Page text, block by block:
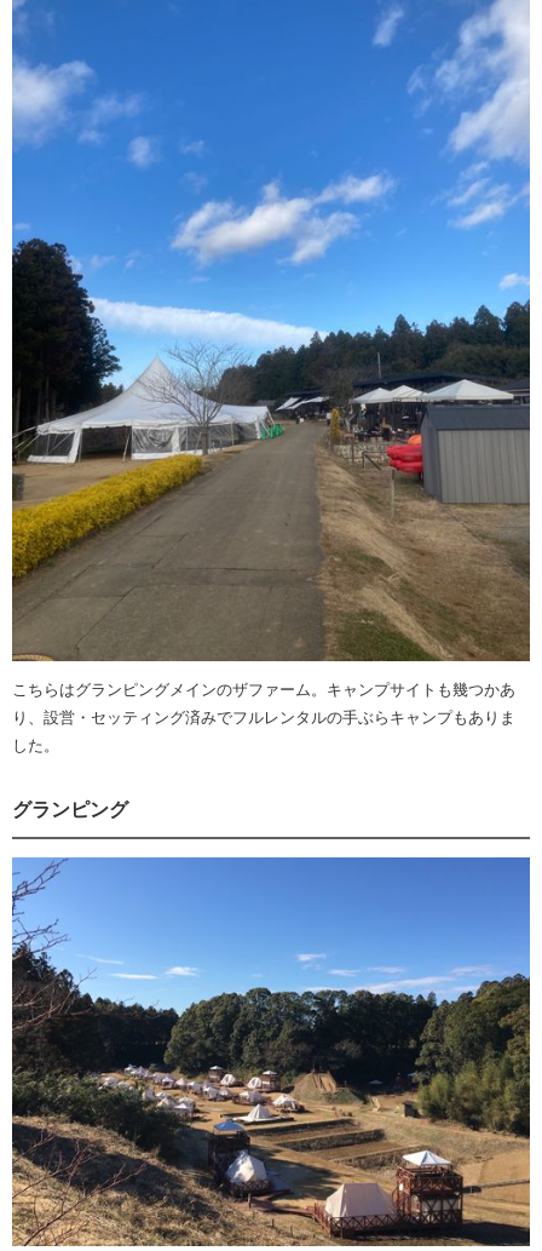
こちらはグランピングメインのザファーム。キャンプサイトも幾つかあ
り、設営・セッティング済みでフルレンタルの手ぶらキャンプもありま
した。
グランピング